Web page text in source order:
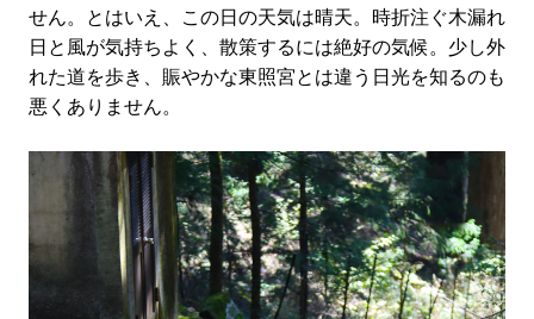
せん。とはいえ、この日の天気は晴天。時折注ぐ木漏れ
日と風が気持ちよく、散策するには絶好の気候。少し外
れた道を歩き、賑やかな東照宮とは違う日光を知るのも
悪くありません。